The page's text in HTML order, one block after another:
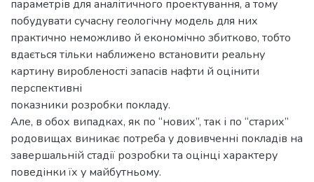
параметрів для аналітичного проектування, а тому
побудувати сучасну геологічну модель для них
практично неможливо й економічно збитково, тобто
вдається тільки наближено встановити реальну
картину виробленості запасів нафти й оцінити
перспективні
показники розробки покладу.
Але, в обох випадках, як по “нових”, так і по “старих”
родовищах виникає потреба у довивченні покладів на
завершальній стадії розробки та оцінці характеру
поведінки їх у майбутньому.